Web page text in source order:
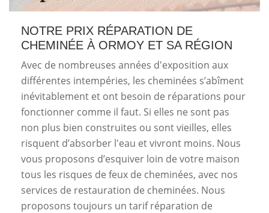
NOTRE PRIX RÉPARATION DE
CHEMINÉE À ORMOY ET SA RÉGION
Avec de nombreuses années d'exposition aux
différentes intempéries, les cheminées s’abîment
inévitablement et ont besoin de réparations pour
fonctionner comme il faut. Si elles ne sont pas
non plus bien construites ou sont vieilles, elles
risquent d’absorber l'eau et vivront moins. Nous
vous proposons d’esquiver loin de votre maison
tous les risques de feux de cheminées, avec nos
services de restauration de cheminées. Nous
proposons toujours un tarif réparation de